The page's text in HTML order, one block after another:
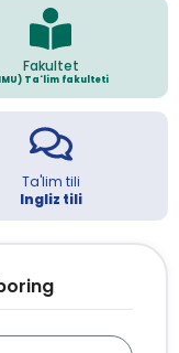
Fakultet
Ta'lim fakulteti
Ta'lim tili
Ingliz tili